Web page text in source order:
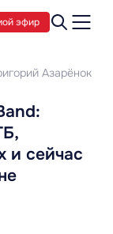
эфир
Азарёнок о
и сейчас